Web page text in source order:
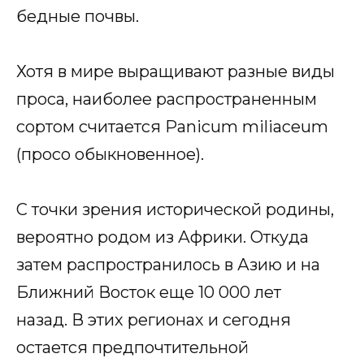
бедные почвы.
Хотя в мире выращивают разные виды
проса, наиболее распространенным
сортом считается Panicum miliaceum
(просо обыкновенное).
С точки зрения исторической родины,
вероятно родом из Африки. Откуда
затем распространилось в Азию и на
Ближний Восток еще 10 000 лет
назад. В этих регионах и сегодня
остается предпочтительной